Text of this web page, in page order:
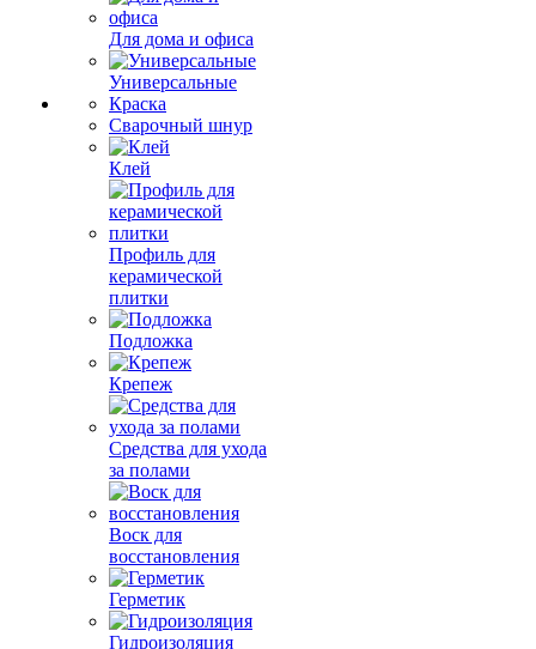
Для дома и офиса
Универсальные
Краска
Сварочный шнур
Клей
Профиль для
керамической
плитки
Подложка
Крепеж
Средства для ухода
за полами
Воск для
восстановления
Герметик
Гидроизоляция